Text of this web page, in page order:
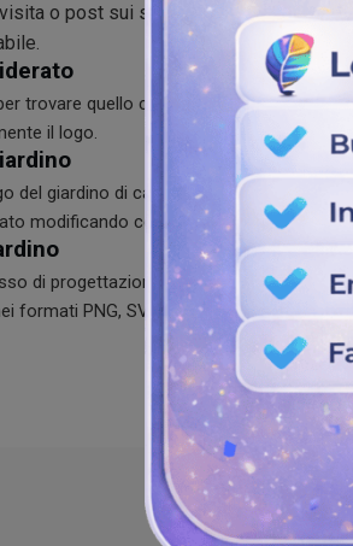
o post sui social media, segui i
trovare quello che meglio si allinea con il
il logo.
del giardino di casa o del logo del giardino
modificando colori, forme, caratteri e
di progettazione, preparati a scaricare
formati PNG, SVG e JPG per ottenere i